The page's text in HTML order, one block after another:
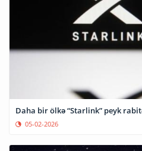
Daha bir ölkə “Starlink” peyk
05-02-2026